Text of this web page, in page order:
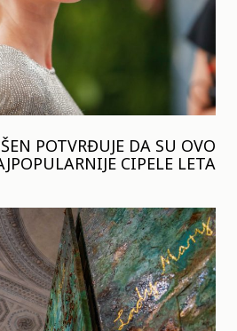
POTVRĐUJE DA SU OVO
CIPELE LETA